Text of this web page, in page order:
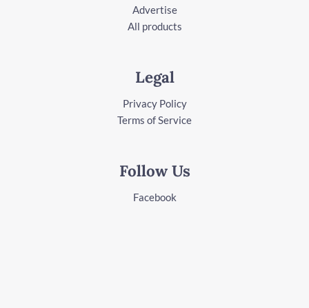
Advertise
All products
Legal
Privacy Policy
Terms of Service
Follow Us
Facebook